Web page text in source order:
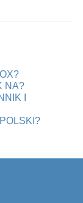
NA?
I